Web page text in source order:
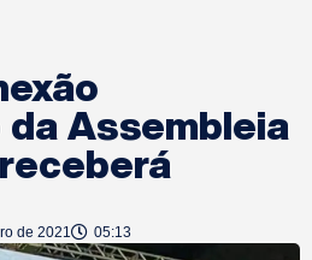
da Assembleia
de 2021 05:13